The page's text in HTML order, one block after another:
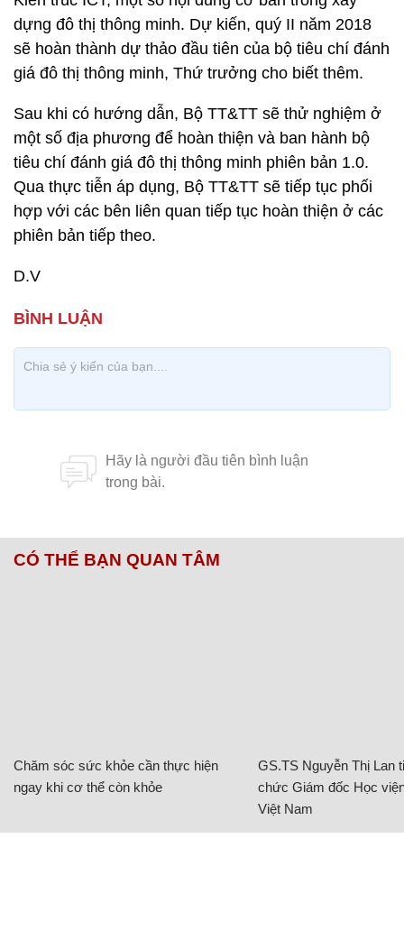
dựng đô thị thông minh. Dự kiến, quý II năm 2018
sẽ hoàn thành dự thảo đầu tiên của bộ tiêu chí đánh
giá đô thị thông minh, Thứ trưởng cho biết thêm.
Sau khi có hướng dẫn, Bộ TT&TT sẽ thử nghiệm ở
một số địa phương để hoàn thiện và ban hành bộ
tiêu chí đánh giá đô thị thông minh phiên bản 1.0.
Qua thực tiễn áp dụng, Bộ TT&TT sẽ tiếp tục phối
hợp với các bên liên quan tiếp tục hoàn thiện ở các
phiên bản tiếp theo.
D.V
CÓ THỂ BẠN QUAN TÂM
Chăm sóc sức khỏe cần thực hiện
ngay khi cơ thể còn khỏe
GS.TS Nguyễn Thị Lan
chức Giám đốc Học
Việt Nam